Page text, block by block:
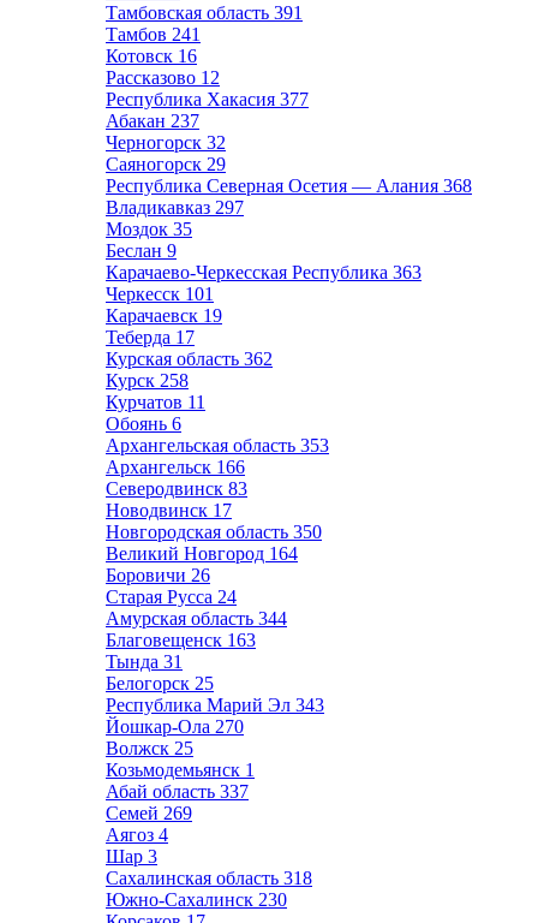
Тамбовская область 391
Тамбов 241
Котовск 16
Рассказово 12
Республика Хакасия 377
Абакан 237
Черногорск 32
Саяногорск 29
Республика Северная Осетия — Алания 368
Владикавказ 297
Моздок 35
Беслан 9
Карачаево-Черкесская Республика 363
Черкесск 101
Карачаевск 19
Теберда 17
Курская область 362
Курск 258
Курчатов 11
Обоянь 6
Архангельская область 353
Архангельск 166
Северодвинск 83
Новодвинск 17
Новгородская область 350
Великий Новгород 164
Боровичи 26
Старая Русса 24
Амурская область 344
Благовещенск 163
Тында 31
Белогорск 25
Республика Марий Эл 343
Йошкар-Ола 270
Волжск 25
Козьмодемьянск 1
Абай область 337
Семей 269
Аягоз 4
Шар 3
Сахалинская область 318
Южно-Сахалинск 230